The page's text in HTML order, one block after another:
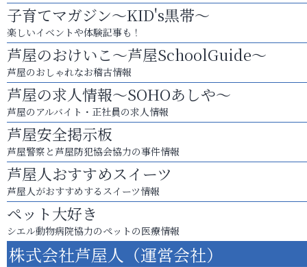
子育てマガジン～KID's黒帯～
楽しいイベントや体験記事も！
芦屋のおけいこ～芦屋SchoolGuide～
芦屋のおしゃれなお稽古情報
芦屋の求人情報～SOHOあしや～
芦屋のアルバイト・正社員の求人情報
芦屋安全掲示板
芦屋警察と芦屋防犯協会協力の事件情報
芦屋人おすすめスイーツ
芦屋人がおすすめするスイーツ情報
ペット大好き
シエル動物病院協力のペットの医療情報
株式会社芦屋人（運営会社）